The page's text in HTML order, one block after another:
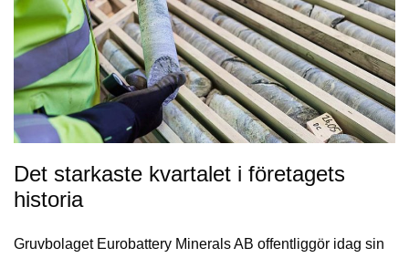
Det starkaste kvartalet i företagets
historia
Gruvbolaget Eurobattery Minerals AB offentliggör idag sin